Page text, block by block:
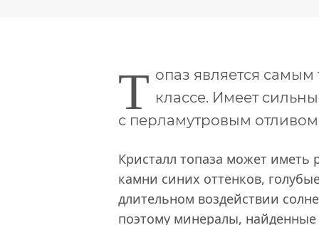
Т опаз является
классе. Имеет
с перламутровым
Кристалл топаза может иметь
камни синих оттенков,
длительном воздействии
поэтому минералы,